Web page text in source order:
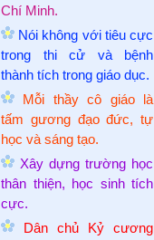
Chí Minh.
Nói không với tiêu cực
trong thi cử và bệnh
thành tích trong giáo dục.
Mỗi thầy cô giáo là
tấm gương đạo đức, tự
học và sáng tạo.
Xây dựng trường học
thân thiện, học sinh tích
cực.
Dân chủ Kỷ cương